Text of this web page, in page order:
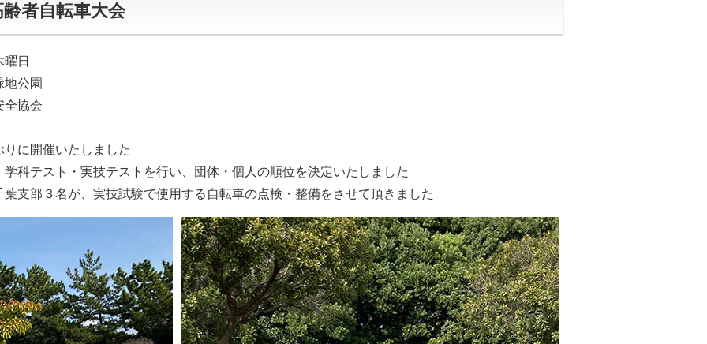
者自転車大会
日
公園
協会
に開催いたしました
科テスト・実技テストを行い、団体・個人の順位を決定いたしました
支部３名が、実技試験で使用する自転車の点検・整備をさせて頂きました